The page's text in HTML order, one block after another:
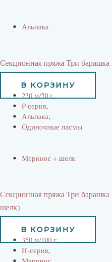
Альпака
Секционная пряжа Три барашка
734руб
В КОРЗИНУ
230 м/50 г,
P-серия,
Альпака,
Одиночные пасмы
Меринос + шелк
Секционная пряжа Три
шелк)
2360руб
В КОРЗИНУ
350 м/100 г,
H-серия,